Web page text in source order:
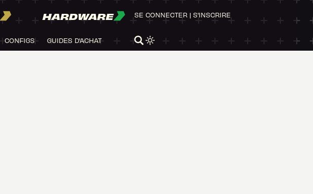
HARDWARE
CONFIGS GUIDES D'ACHAT
SE CONNECTER | S'INSCRIRE